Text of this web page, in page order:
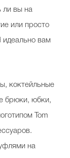
ли вы на
или просто
идеально вам
коктейльные
брюки, юбки,
Tom
на